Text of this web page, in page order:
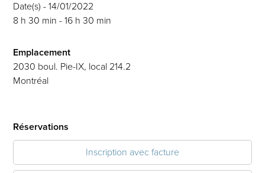
Date(s) - 14/01/2022
8 h 30 min - 16 h 30 min
Emplacement
2030 boul. Pie-IX, local 214.2
Montréal
Réservations
Inscription avec facture